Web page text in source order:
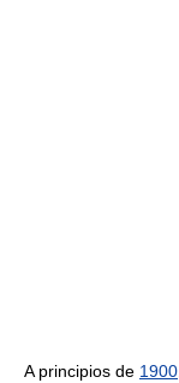
A principios de 1900